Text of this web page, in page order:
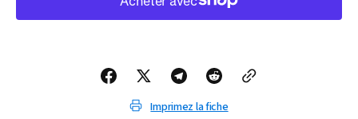
Imprimez la fiche